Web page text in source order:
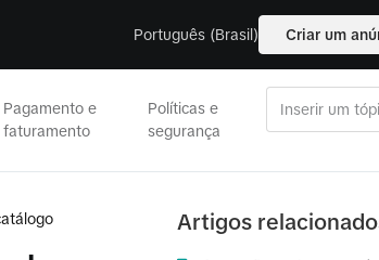
Português (Brasil) Criar um
Pagamento e
faturamento
Políticas e
segurança
Artigos